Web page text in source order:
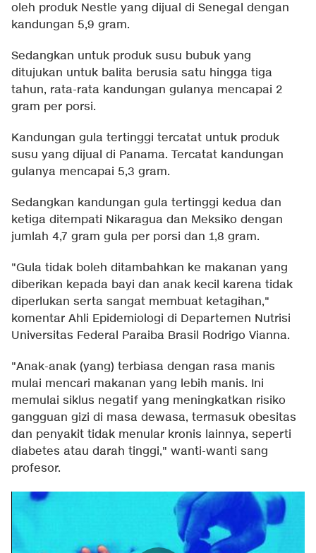
oleh produk Nestle yang dijual di Senegal dengan
kandungan 5,9 gram.
Sedangkan untuk produk susu bubuk yang
ditujukan untuk balita berusia satu hingga tiga
tahun, rata-rata kandungan gulanya mencapai 2
gram per porsi.
Kandungan gula tertinggi tercatat untuk produk
susu yang dijual di Panama. Tercatat kandungan
gulanya mencapai 5,3 gram.
Sedangkan kandungan gula tertinggi kedua dan
ketiga ditempati Nikaragua dan Meksiko dengan
jumlah 4,7 gram gula per porsi dan 1,8 gram.
"Gula tidak boleh ditambahkan ke makanan yang
diberikan kepada bayi dan anak kecil karena tidak
diperlukan serta sangat membuat ketagihan,"
komentar Ahli Epidemiologi di Departemen Nutrisi
Universitas Federal Paraiba Brasil Rodrigo Vianna.
"Anak-anak (yang) terbiasa dengan rasa manis
mulai mencari makanan yang lebih manis. Ini
memulai siklus negatif yang meningkatkan risiko
gangguan gizi di masa dewasa, termasuk obesitas
dan penyakit tidak menular kronis lainnya, seperti
diabetes atau darah tinggi," wanti-wanti sang
profesor.